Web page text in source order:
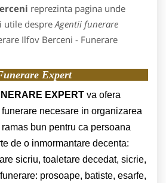
reprezinta pagina unde
utile despre Agentii funerare
Ilfov Berceni - Funerare
Expert
EXPERT va ofera
necesare in organizarea
bun pentru ca persoana
de o inmormantare decenta:
sicriu, toaletare decedat, sicrie,
prosoape, batiste, esarfe,